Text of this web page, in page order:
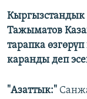
Кыргызстандык
Тажыматов
тарапка
каранды деп
"Азаттык:"